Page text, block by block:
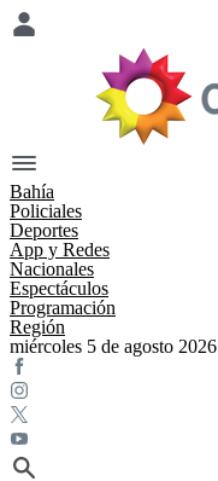
Bahía
Policiales
Deportes
App y Redes
Nacionales
Espectáculos
Programación
Región
miércoles 5 de agosto 2026